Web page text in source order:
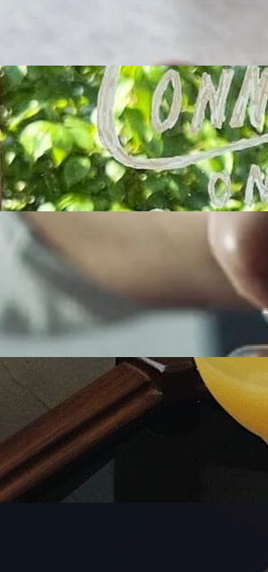
カフェバー券 共通券
デジタルチケット】Sooon Gift
ェ750コース